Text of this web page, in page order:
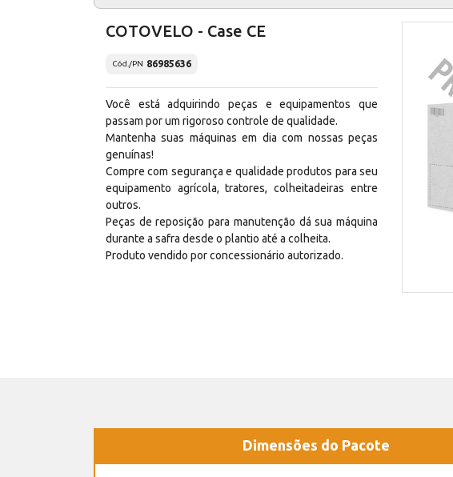
COTOVELO - Case CE
Cód./PN 86985636
Você está adquirindo peças e equipamentos que
passam por um rigoroso controle de qualidade.
Mantenha suas máquinas em dia com nossas peças
genuínas!
Compre com segurança e qualidade produtos para seu
equipamento agrícola, tratores, colheitadeiras entre
outros.
Peças de reposição para manutenção dá sua máquina
durante a safra desde o plantio até a colheita.
Produto vendido por concessionário autorizado.
Dimensões do Pacote